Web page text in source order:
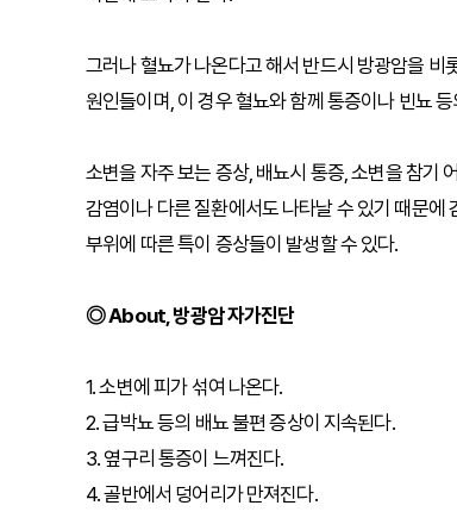
그러나 혈뇨가 나온다고 해서 반드시 방광암을 비
원인들이며, 이 경우 혈뇨와 함께 통증이나 빈뇨
소변을 자주 보는 증상, 배뇨시 통증, 소변을 참기
감염이나 다른 질환에서도 나타날 수 있기 때문에
부위에 따른 특이 증상들이 발생할 수 있다.
◎ About, 방광암 자가진단
1. 소변에 피가 섞여 나온다.
2. 급박뇨 등의 배뇨 불편 증상이 지속된다.
3. 옆구리 통증이 느껴진다.
4. 골반에서 덩어리가 만져진다.